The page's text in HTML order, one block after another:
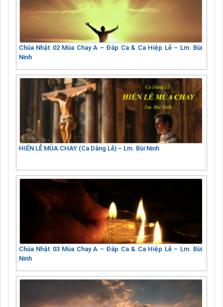
Chúa Nhật 02 Mùa Chay A – Đáp Ca & Ca Hiệp Lễ – Lm. Bùi
Ninh
HIẾN LỄ MÙA CHAY (Ca Dâng Lễ) – Lm. Bùi Ninh
Chúa Nhật 03 Mùa Chay A – Đáp Ca & Ca Hiệp Lễ – Lm. Bùi
Ninh